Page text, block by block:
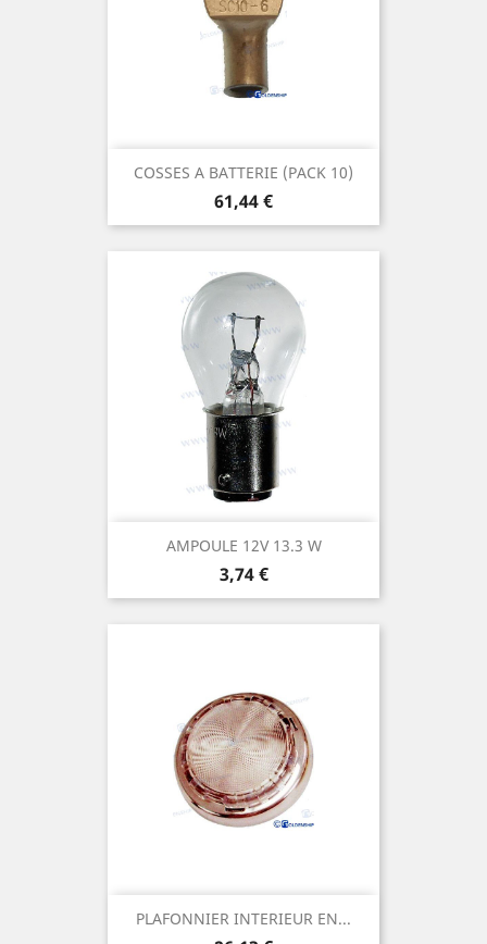
COSSES A BATTERIE (PACK 10)
Prix
61,44 €
AMPOULE 12V 13.3 W
Prix
3,74 €
PLAFONNIER INTERIEUR EN...